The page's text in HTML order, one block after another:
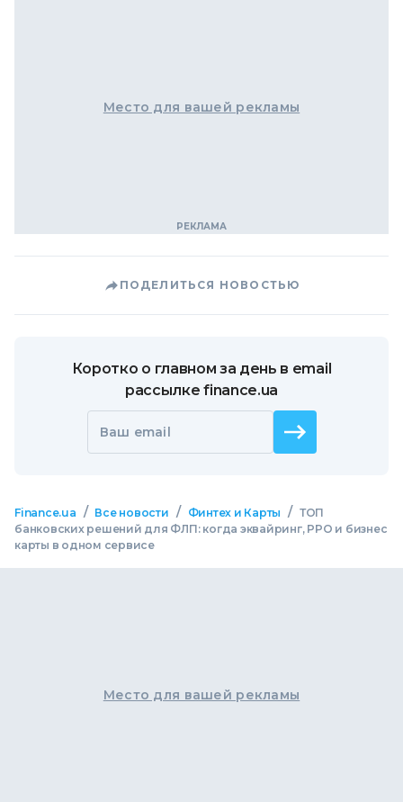
Место для вашей рекламы
ПОДЕЛИТЬСЯ НОВОСТЬЮ
Коротко о главном за день в email
рассылке finance.ua
Ваш email
Finance.ua / Все новости / Финтех и Карты / ТОП
банковских решений для ФЛП: когда эквайринг, РРО и бизнес
карты в одном сервисе
Место для вашей рекламы